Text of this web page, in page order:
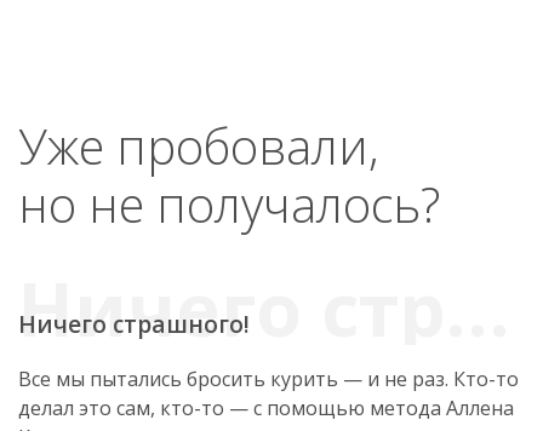
Уже пробовали,
но не получалось?
Ничего страшного!
Все мы пытались бросить курить — и не раз. Кто-то
делал это сам, кто-то — с помощью метода Аллена